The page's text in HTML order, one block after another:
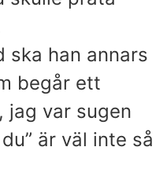
ska han annars
begår ett
jag var sugen
är väl inte så